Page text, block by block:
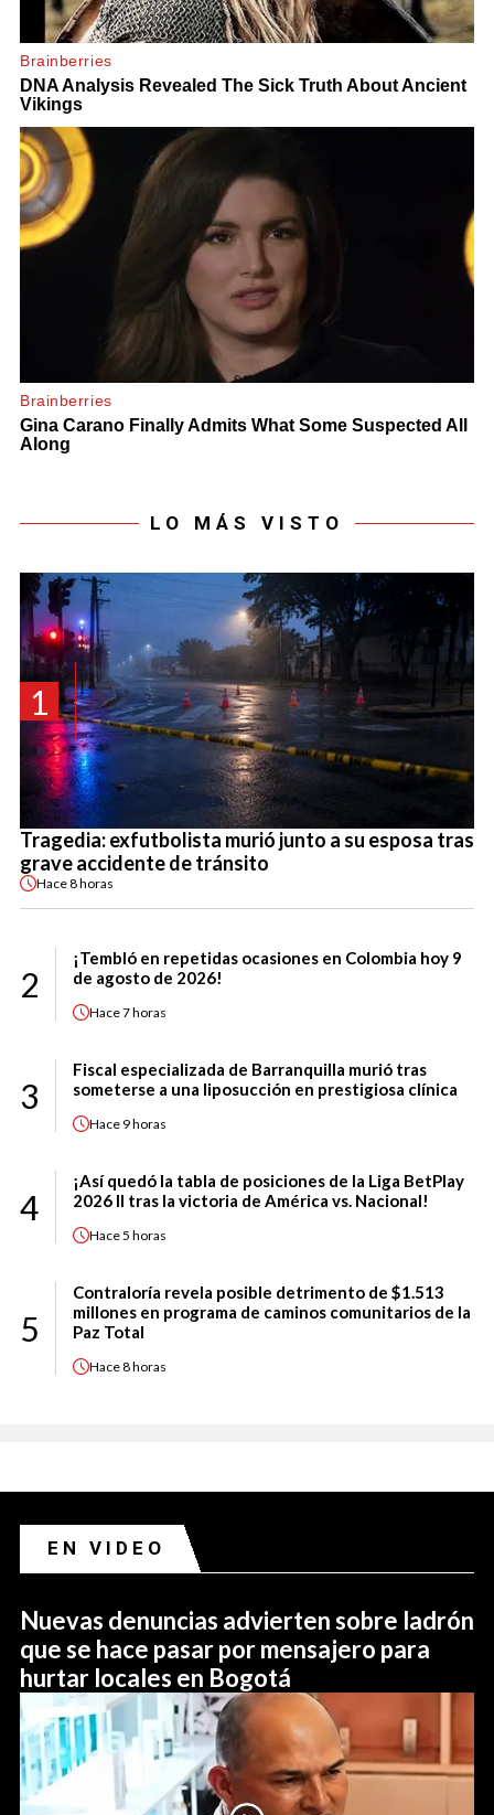
LO MÁS VISTO
1
Tragedia: exfutbolista murió junto a su esposa tras
grave accidente de tránsito
Hace8 horas
2
¡Tembló en repetidas ocasiones en Colombia hoy 9
de agosto de 2026!
Hace7 horas
3
Fiscal especializada de Barranquilla murió tras
someterse a una liposucción en prestigiosa clínica
Hace 9 horas
4
¡Así quedó la tabla de posiciones de la Liga BetPlay
2026 II tras la victoria de América vs. Nacional!
Hace5 horas
5
Contraloría revela posible detrimento de $1.513
millones en programa de caminos comunitarios de la
Paz Total
Hace8 horas
EN VIDEO
Nuevas denuncias advierten sobre ladrón
que se hace pasar por mensajero para
hurtar locales en Bogotá